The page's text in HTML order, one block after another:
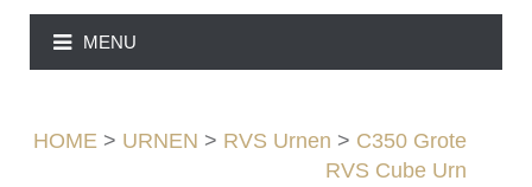
MENU
HOME > URNEN > RVS Urnen > C350 Grote
RVS Cube Urn